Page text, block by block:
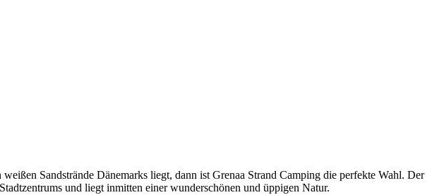
Sandstrände Dänemarks liegt, dann ist Grenaa Strand Camping die perfekte Wahl. Der
und liegt inmitten einer wunderschönen und üppigen Natur.